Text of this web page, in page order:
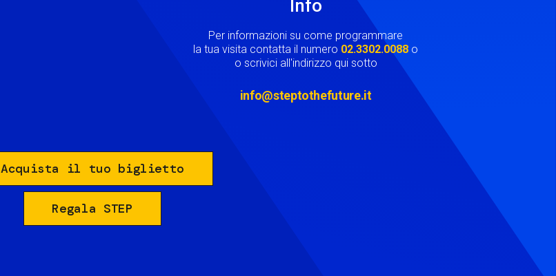
Info
Per informazioni su come programmare
la tua visita contatta il numero 02.3302.0088 o
o scrivici all'indirizzo qui sotto
info@steptothefuture.it
Acquista il tuo biglietto
Regala STEP